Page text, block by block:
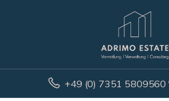
+49 (0) 7351 5809560